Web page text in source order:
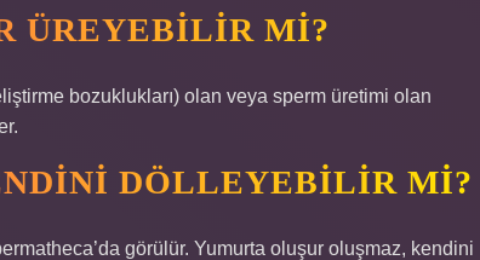
ÜREYEBILIR MI?
bozuklukları) olan veya sperm üretimi olan
DÖLLEYEBILIR MI?
görülür. Yumurta oluşur oluşmaz, kendini